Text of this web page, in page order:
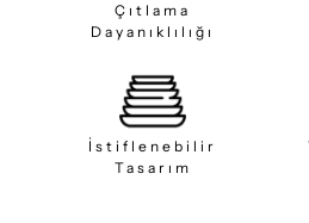
Çıtlama
Dayanıklılığı
İstiflenebilir
Tasarım